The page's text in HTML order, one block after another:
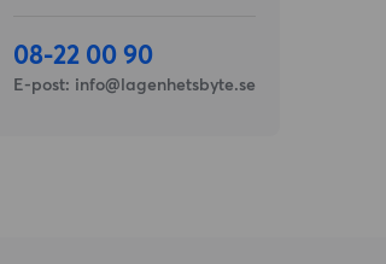
08-22 00 90
E-post: info@lagenhetsbyte.se